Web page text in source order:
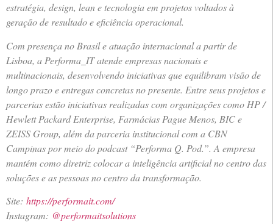
estratégia, design, lean e tecnologia em projetos voltados à
geração de resultado e eficiência operacional.
Com presença no Brasil e atuação internacional a partir de
Lisboa, a Performa_IT atende empresas nacionais e
multinacionais, desenvolvendo iniciativas que equilibram visão de
longo prazo e entregas concretas no presente. Entre seus projetos e
parcerias estão iniciativas realizadas com organizações como HP /
Hewlett Packard Enterprise, Farmácias Pague Menos, BIC e
ZEISS Group, além da parceria institucional com a CBN
Campinas por meio do podcast “Performa Q. Pod.”. A empresa
mantém como diretriz colocar a inteligência artificial no centro das
soluções e as pessoas no centro da transformação.
Site: https://performait.com/
Instagram: @performaitsolutions